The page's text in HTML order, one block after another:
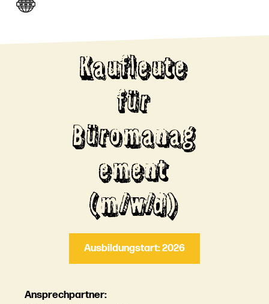
Kaufleute
für
Büromanag
ement
(m/w/d)
Ausbildungstart: 2026
Ansprechpartner: